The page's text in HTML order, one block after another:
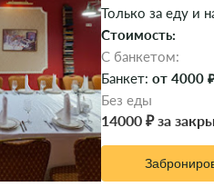
Только за еду и
Стоимость:
C банкетом:
Банкет: от 4000
Без еды
14000 ₽ за